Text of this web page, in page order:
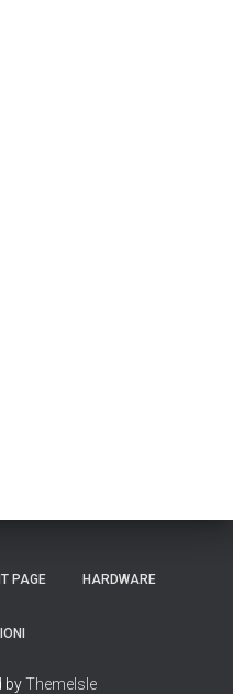
PAGE HARDWARE
byThemeIsle